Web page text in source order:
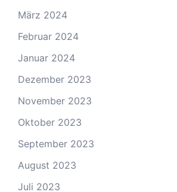
März 2024
Februar 2024
Januar 2024
Dezember 2023
November 2023
Oktober 2023
September 2023
August 2023
Juli 2023